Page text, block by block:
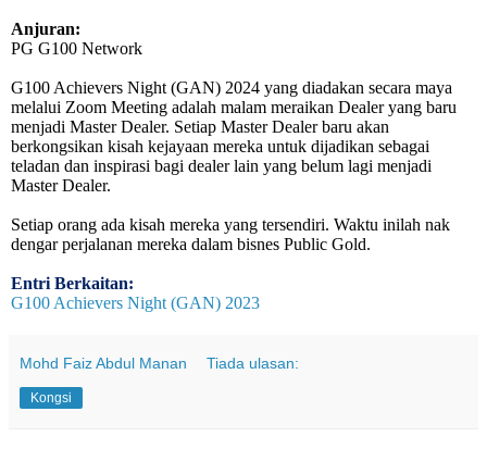
Anjuran:
PG G100 Network
G100 Achievers Night (GAN) 2024 yang diadakan secara maya
melalui Zoom Meeting adalah malam meraikan Dealer yang baru
menjadi Master Dealer. Setiap Master Dealer baru akan
berkongsikan kisah kejayaan mereka untuk dijadikan sebagai
teladan dan inspirasi bagi dealer lain yang belum lagi menjadi
Master Dealer.
Setiap orang ada kisah mereka yang tersendiri. Waktu inilah nak
dengar perjalanan mereka dalam bisnes Public Gold.
Entri Berkaitan:
G100 Achievers Night (GAN) 2023
Mohd Faiz Abdul Manan Tiada ulasan:
Kongsi